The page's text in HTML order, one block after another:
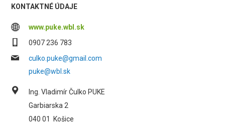
KONTAKTNÉ ÚDAJE
www.puke.wbl.sk
0907 236 783
culko.puke@gmail.com
puke@wbl.sk
Ing. Vladimír Čulko PUKE
Garbiarska 2
040 01
Košice